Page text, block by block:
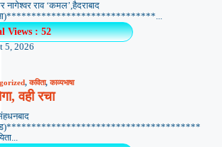
राव ‘कमल’,हैदराबाद
Views : 52
5, 2026
,कविता,काव्यभाषा
वही रचा